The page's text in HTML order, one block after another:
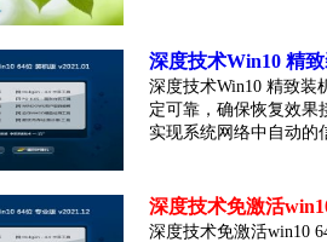
深度技术Win10 精
深度技术Win10 精致装
定可靠，确保恢复效果
实现系统网络中自动的
深度技术免激活
深度技术免激活win10